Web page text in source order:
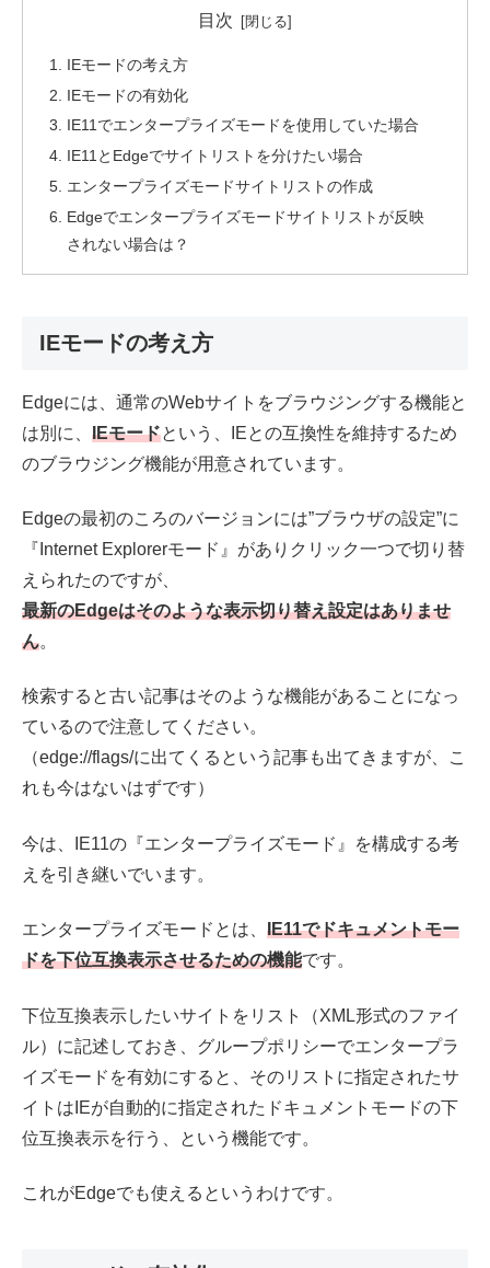
目次
IEモードの考え方
IEモードの有効化
IE11でエンタープライズモードを使用していた場合
IE11とEdgeでサイトリストを分けたい場合
エンタープライズモードサイトリストの作成
Edgeでエンタープライズモードサイトリストが反映
されない場合は？
IEモードの考え方
Edgeには、通常のWebサイトをブラウジングする機能と
は別に、 IEモードという、IEとの互換性を維持するため
のブラウジング機能が用意されています。
Edgeの最初のころのバージョンには”ブラウザの設定”に
『Internet Explorerモード』がありクリック一つで切り替
えられたのですが、
最新のEdgeはそのような表示切り替え設定はありませ
ん。
検索すると古い記事はそのような機能があることになっ
ているので注意してください。
（edge://flags/に出てくるという記事も出てきますが、こ
れも今はないはずです）
今は、IE11の『エンタープライズモード』を構成する考
えを引き継いでいます。
エンタープライズモードとは、 IE11でドキュメントモー
ドを下位互換表示させるための機能です。
下位互換表示したいサイトをリスト（XML形式のファイ
ル）に記述しておき、グループポリシーでエンタープラ
イズモードを有効にすると、そのリストに指定されたサ
イトはIEが自動的に指定されたドキュメントモードの下
位互換表示を行う、という機能です。
これがEdgeでも使えるというわけです。